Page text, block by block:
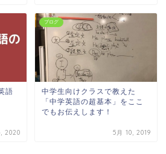
語
2020
ブログ
中学生向けクラスで教えた
「中学英語の超基本」をここ
でもお伝えします！
5月 10, 2019